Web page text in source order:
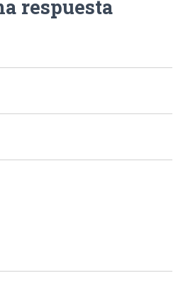
respuesta